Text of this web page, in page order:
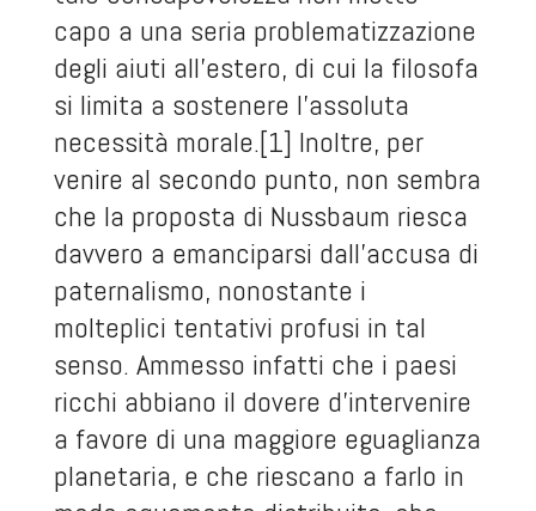
capo a una seria problematizzazione
degli aiuti all’estero, di cui la filosofa
si limita a sostenere l’assoluta
necessità morale.[1] Inoltre, per
venire al secondo punto, non sembra
che la proposta di Nussbaum riesca
davvero a emanciparsi dall’accusa di
paternalismo, nonostante i
molteplici tentativi profusi in tal
senso. Ammesso infatti che i paesi
ricchi abbiano il dovere d’intervenire
a favore di una maggiore eguaglianza
planetaria, e che riescano a farlo in